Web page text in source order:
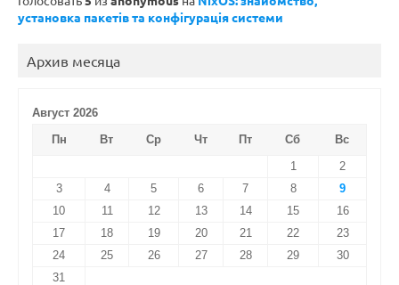
установка пакетів та конфігурація системи
Архив месяца
Август 2026
Пн
Вт Ср Чт Пт Сб
Вс
1
2
3
4 5 6 7 8
9
10
11 12 13 14 15
16
17
18 19 20 21 22
23
24
25 26 27 28 29
30
31